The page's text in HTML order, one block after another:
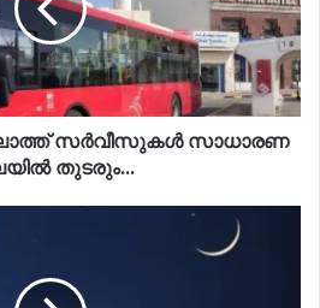
സർവീസുകൾ സാധാരണ
തുടരും...